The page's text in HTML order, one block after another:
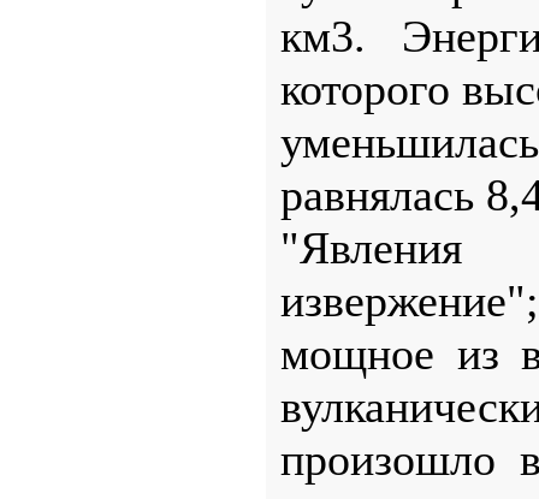
км3.
которого
равнялась
"Явления
мощное из
произошло